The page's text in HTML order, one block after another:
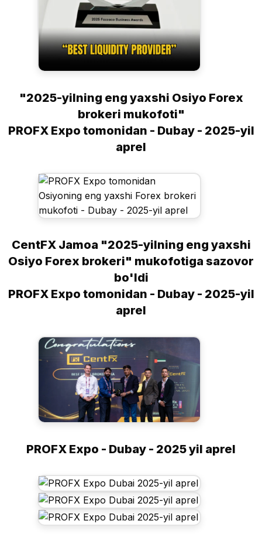
"2025-yilning eng yaxshi Osiyo Forex
brokeri mukofoti"
PROFX Expo tomonidan - Dubay - 2025-yil
aprel
CentFX Jamoa "2025-yilning eng yaxshi
Osiyo Forex brokeri" mukofotiga sazovor
bo'ldi
PROFX Expo tomonidan - Dubay - 2025-yil
aprel
PROFX Expo - Dubay - 2025 yil aprel